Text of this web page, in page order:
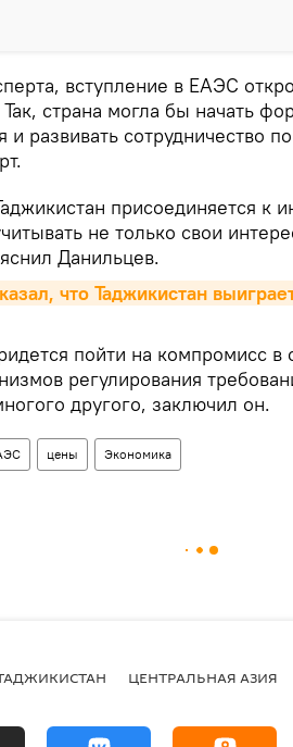
вступление в ЕАЭС
страна могла бы начать
и развивать сотрудничество
присоединяется к
не только свои
Данильцев.
что Таджикистан
пойти на компромисс
регулирования
другого, заключил он.
цены Экономика
ЦЕНТРАЛЬНАЯ АЗИЯ